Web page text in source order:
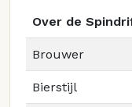
Over de
Brouwer
Bierstijl